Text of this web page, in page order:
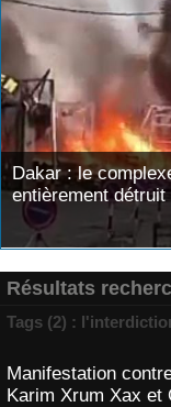
d'Aby Ndour
Résultats
Tags (2) :
Manifestation
Karim Xrum Xax et